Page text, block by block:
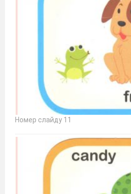
Номер слайду 11